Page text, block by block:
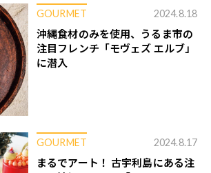
GOURMET 2024.8.18
沖縄食材のみを使用、うるま市の
注目フレンチ「モヴェズ エルブ」
に潜入
GOURMET 2024.8.17
まるでアート！ 古宇利島にある注